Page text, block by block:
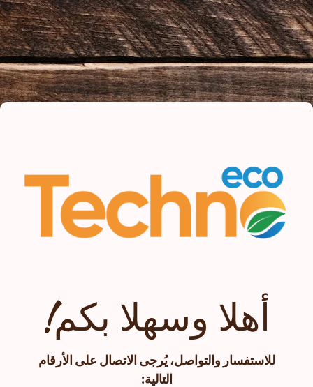
أهلا وسهلا بكم!
للاستفسار والتواصل، يُرجى الاتصال على الأرقام
التالية: